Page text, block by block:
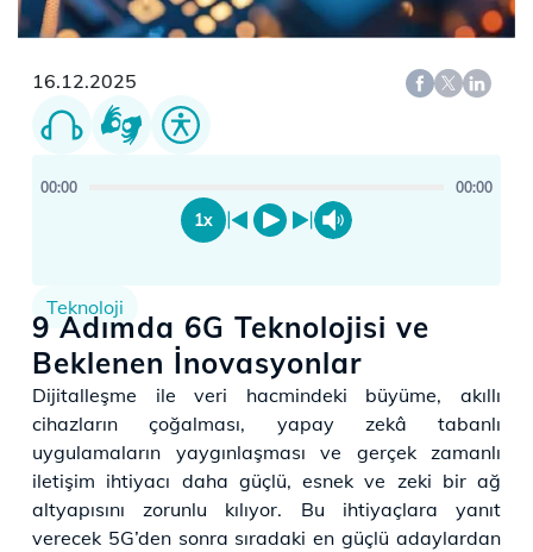
16.12.2025
00:00 00:00
1x
Teknoloji
9 Adımda 6G Teknolojisi ve
Beklenen İnovasyonlar
Dijitalleşme ile veri hacmindeki büyüme, akıllı
cihazların çoğalması, yapay zekâ tabanlı
uygulamaların yaygınlaşması ve gerçek zamanlı
iletişim ihtiyacı daha güçlü, esnek ve zeki bir ağ
altyapısını zorunlu kılıyor. Bu ihtiyaçlara yanıt
verecek 5G’den sonra sıradaki en güçlü adaylardan